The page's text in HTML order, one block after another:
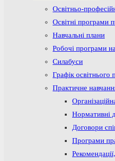
Освітньо-
Освітні програми
Навчальні плани
Робочі програми
Силабуси
Графік освітнього
Практичне
Нормативні
Договори
Програми